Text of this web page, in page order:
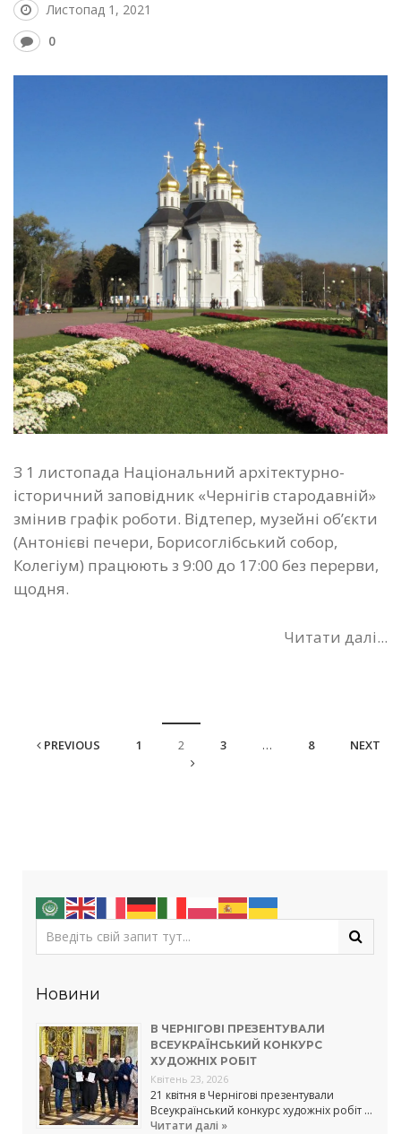
Листопад 1, 2021
0
З 1 листопада Національний архітектурно-
історичний заповідник «Чернігів стародавній»
змінив графік роботи. Відтепер, музейні об’єкти
(Антонієві печери, Борисоглібський собор,
Колегіум) працюють з 9:00 до 17:00 без перерви,
щодня.
Читати далі...
PREVIOUS 1 2 3 … 8 NEXT
Новини
В ЧЕРНІГОВІ ПРЕЗЕНТУВАЛИ
ВСЕУКРАЇНСЬКИЙ КОНКУРС
ХУДОЖНІХ РОБІТ
Квітень 23, 2026
21 квітня в Чернігові презентували
Всеукраїнський конкурс художніх робіт …
Читати далі »